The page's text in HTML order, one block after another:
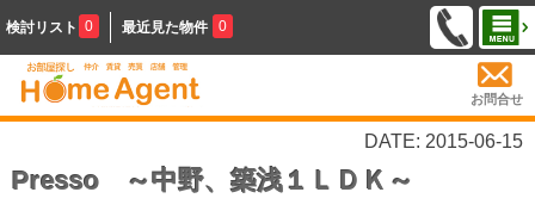
検討リスト 0 最近見た物件 0
お問合せ
DATE: 2015-06-15
Presso ～中野、築浅１ＬＤＫ～